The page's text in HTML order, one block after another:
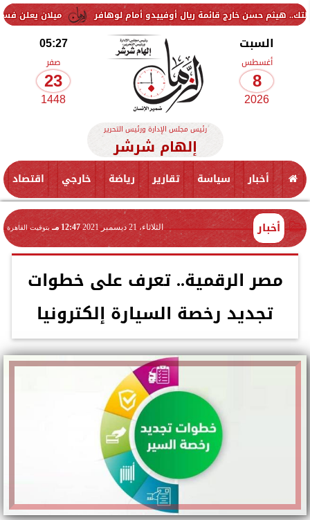
ميلان يعلن فسخ عقد إسماعيل خارج قائمة ريال أوفييدو أمام لوهافر
السبت
أغسطس
8
2026
05:27
صفر
23
1448
رئيس مجلس الإدارة ورئيس التحرير
إلهام شرشر
أخبار سياسة تقارير رياضة خارجي اقتصاد
أخبار الثلاثاء، 21 ديسمبر 2021 12:47 مـ بتوقيت القاهرة
مصر الرقمية.. تعرف على خطوات
تجديد رخصة السيارة إلكترونيا